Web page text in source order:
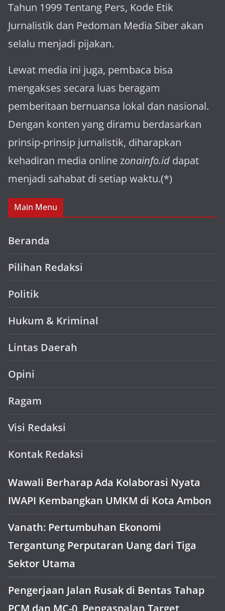
Tahun 1999 Tentang Pers, Kode Etik
Jurnalistik dan Pedoman Media Siber akan
selalu menjadi pijakan.
Lewat media ini juga, pembaca bisa
mengakses secara luas beragam
pemberitaan bernuansa lokal dan nasional.
Dengan konten yang diramu berdasarkan
prinsip-prinsip jurnalistik, diharapkan
kehadiran media online zonainfo.id dapat
menjadi sahabat di setiap waktu.(*)
Main Menu
Beranda
Pilihan Redaksi
Politik
Hukum & Kriminal
Lintas Daerah
Opini
Ragam
Visi Redaksi
Kontak Redaksi
Wawali Berharap Ada Kolaborasi Nyata
IWAPI Kembangkan UMKM di Kota Ambon
Vanath: Pertumbuhan Ekonomi
Tergantung Perputaran Uang dari Tiga
Sektor Utama
Pengerjaan Jalan Rusak di Bentas Tahap
PCM dan MC-0, Pengaspalan Target